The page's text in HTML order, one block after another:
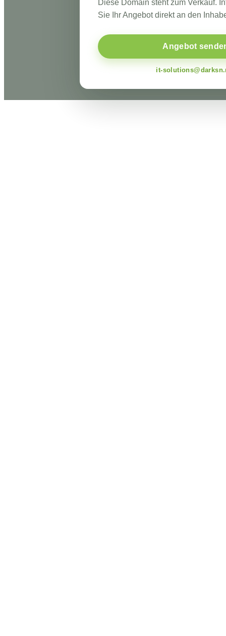
Diese Domain steht zum Verkauf.
Sie Ihr Angebot direkt an den
Angebot
it-